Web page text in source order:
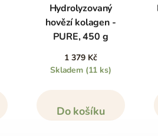
Hydrolyzovaný
hovězí kolagen -
PURE, 450 g
1 379 Kč
Skladem (11 ks)
Do košíku